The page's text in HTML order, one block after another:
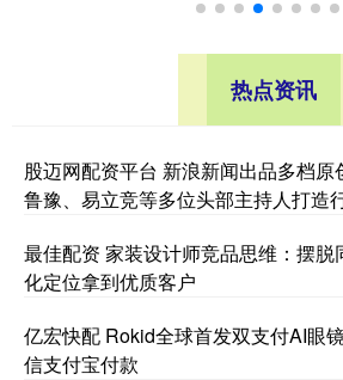
热点资讯
股迈网配资平台 新浪新闻出品多档
鲁豫、易立竞等多位头部主持人打造
最佳配资 家装设计师竞品思维：摆
化定位拿到优质客户
亿宏快配 Rokid全球首发双支付AI眼
信支付宝付款